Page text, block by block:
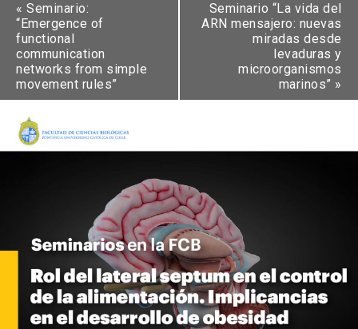
« Seminario:
“Emergence of
functional
communication
networks from simple
movement rules”
Seminario “La vida del
ARN mensajero: nuevas
miradas desde
levaduras y
microorganismos
marinos” »